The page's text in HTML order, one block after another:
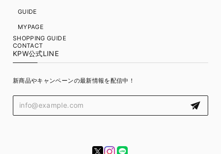
GUIDE
MYPAGE
SHOPPING GUIDE
CONTACT
KPW公式LINE
新商品やキャンペーンの最新情報を配信中！